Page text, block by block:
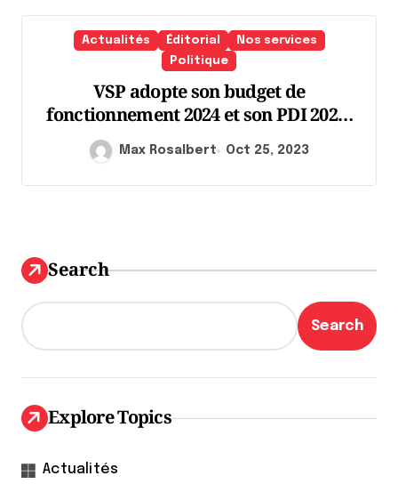
Actualités Éditorial
Nos services
Politique
VSP adopte son budget de
fonctionnement 2024 et son PDI 2024-
Max Rosalbert Oct 25, 2023
Search
Search
Explore Topics
Actualités